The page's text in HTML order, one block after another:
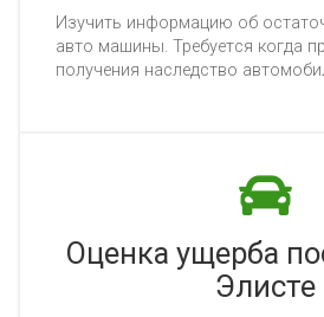
Изу­чить ин­фор­ма­цию об
ав­то ма­ши­ны. Тре­бу­ет­ся ког­да
по­лу­че­ния нас­ледс­тво
Оценка ущерба
Элисте